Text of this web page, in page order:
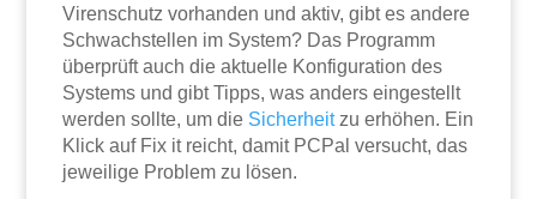
Virenschutz vorhanden und aktiv, gibt es andere
Schwachstellen im System? Das Programm
überprüft auch die aktuelle Konfiguration des
Systems und gibt Tipps, was anders eingestellt
werden sollte, um die Sicherheitzu erhöhen. Ein
Klick auf Fix it reicht, damit PCPal versucht, das
jeweilige Problem zu lösen.